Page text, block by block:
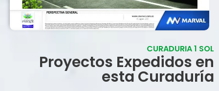
CURADURIA 1 SOL
Proyectos Expedidos en
esta Curaduría